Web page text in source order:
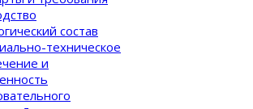
состав
техническое
и